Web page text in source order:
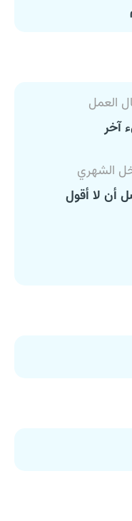
العمل
آخر
الشهري
أن لا أقول